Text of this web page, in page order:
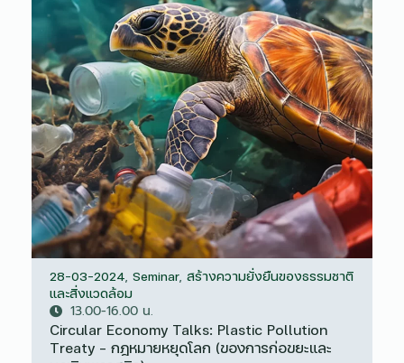
28-03-2024, Seminar, สร้างความยั่งยืนของธรรมชาติ
และสิ่งแวดล้อม
13.00-16.00 น.
Circular Economy Talks: Plastic Pollution
Treaty – กฎหมายหยุดโลก (ของการก่อขยะและ